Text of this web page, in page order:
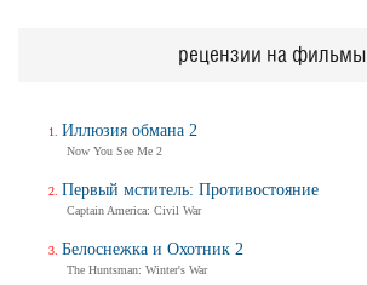
рецензии на фильмы
Иллюзия обмана 2
Now You See Me 2
Первый мститель: Противостояние
Captain America: Civil War
Белоснежка и Охотник 2
The Huntsman: Winter's War